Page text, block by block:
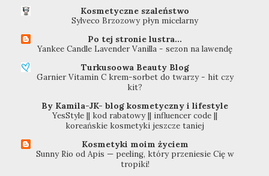
Kosmetyczne szaleństwo
Sylveco Brzozowy płyn micelarny
Po tej stronie lustra...
Yankee Candle Lavender Vanilla - sezon na lawendę
Turkusoowa Beauty Blog
Garnier Vitamin C krem-sorbet do twarzy - hit czy
kit?
By Kamila-JK- blog kosmetyczny i lifestyle
YesStyle || kod rabatowy || influencer code ||
koreańskie kosmetyki jeszcze taniej
Kosmetyki moim życiem
Sunny Rio od Apis — peeling, który przeniesie Cię w
tropiki!